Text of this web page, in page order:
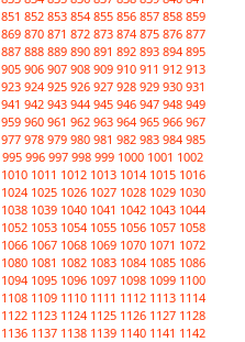
851 852 853 854 855 856 857 858 859
869 870 871 872 873 874 875 876 877
887 888 889 890 891 892 893 894 895
905 906 907 908 909 910 911 912 913
923 924 925 926 927 928 929 930 931
941 942 943 944 945 946 947 948 949
959 960 961 962 963 964 965 966 967
977 978 979 980 981 982 983 984 985
995 996 997 998 999 1000 1001 1002
1010 1011 1012 1013 1014 1015 1016
1024 1025 1026 1027 1028 1029 1030
1038 1039 1040 1041 1042 1043 1044
1052 1053 1054 1055 1056 1057 1058
1066 1067 1068 1069 1070 1071 1072
1080 1081 1082 1083 1084 1085 1086
1094 1095 1096 1097 1098 1099 1100
1108 1109 1110 1111 1112 1113 1114
1122 1123 1124 1125 1126 1127 1128
1136 1137 1138 1139 1140 1141 1142